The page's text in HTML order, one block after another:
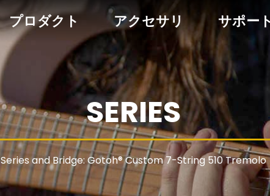
プロダクト アクセサリ サポー
SERIES
Series and Bridge: Gotoh® Custom 7-String 510 Tremolo